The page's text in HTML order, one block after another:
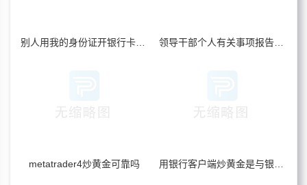
领导干部个人有关事项报告包括炒黄金吗
metatrader4炒黄金可靠吗